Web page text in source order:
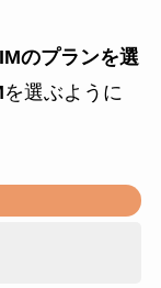
のプランを選
を選ぶように